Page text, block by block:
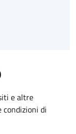
e altre
di